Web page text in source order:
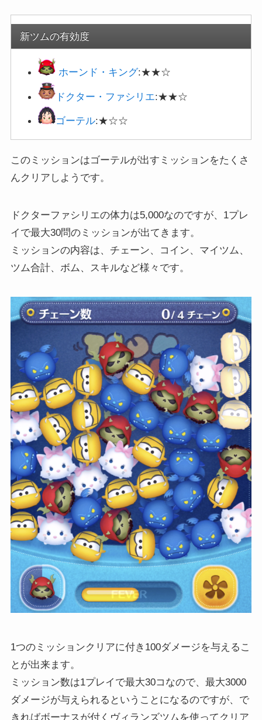
新ツムの有効度
ホーンド・キング:★★☆
ドクター・ファシリエ:★★☆
ゴーテル:★☆☆
このミッションはゴーテルが出すミッションをたくさ
んクリアしようです。
ドクターファシリエの体力は5,000なのですが、1プレ
イで最大30問のミッションが出てきます。
ミッションの内容は、チェーン、コイン、マイツム、
ツム合計、ボム、スキルなど様々です。
1つのミッションクリアに付き100ダメージを与えるこ
とが出来ます。
ミッション数は1プレイで最大30コなので、最大3000
ダメージが与えられるということになるのですが、で
きればボーナスが付くヴィランズツムを使ってクリア